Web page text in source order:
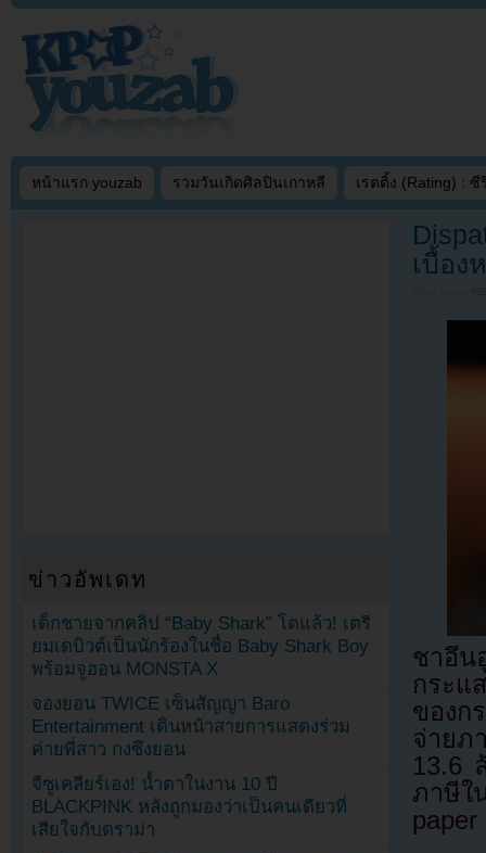
หน้าแรก youzab รวมวันเกิดศิลปินเกาหลี เรตติ้ง (Rating) : ซี
เบื้อง
ชาอึน
กระแ
ของก
จ่ายภ
13.6
ภาษีใ
ข่าวอัพเดท
เด็กชายจากคลิป “Baby Shark” โตแล้ว! เตรี
ยมเดบิวต์เป็นนักร้องในชื่อ Baby Shark Boy
พร้อมจูฮอน MONSTA X
จองยอน TWICE เซ็นสัญญา Baro
Entertainment เดินหน้าสายการแสดงร่วม
ค่ายพี่สาว กงซึงยอน
จีซูเคลียร์เอง! น้ำตาในงาน 10 ปี
BLACKPINK หลังถูกมองว่าเป็นคนเดียวที่
เสียใจกับดราม่า